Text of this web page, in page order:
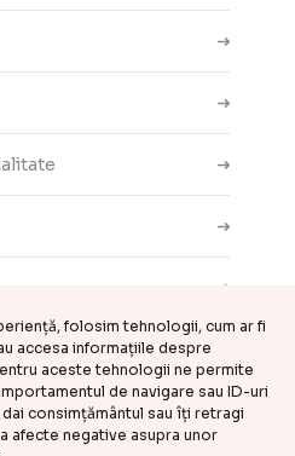
folosim tehnologii, cum ar fi
accesa informațiile despre
aceste tehnologii ne permite
de navigare sau ID-uri
consimțământul sau îți retragi
afecte negative asupra unor